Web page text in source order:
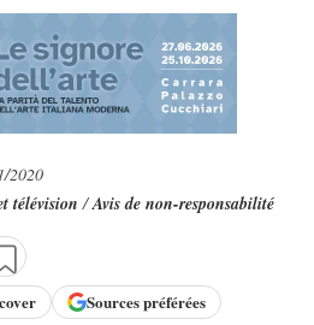
2020
télévision/Avis de non-responsabilité
Sources préférées